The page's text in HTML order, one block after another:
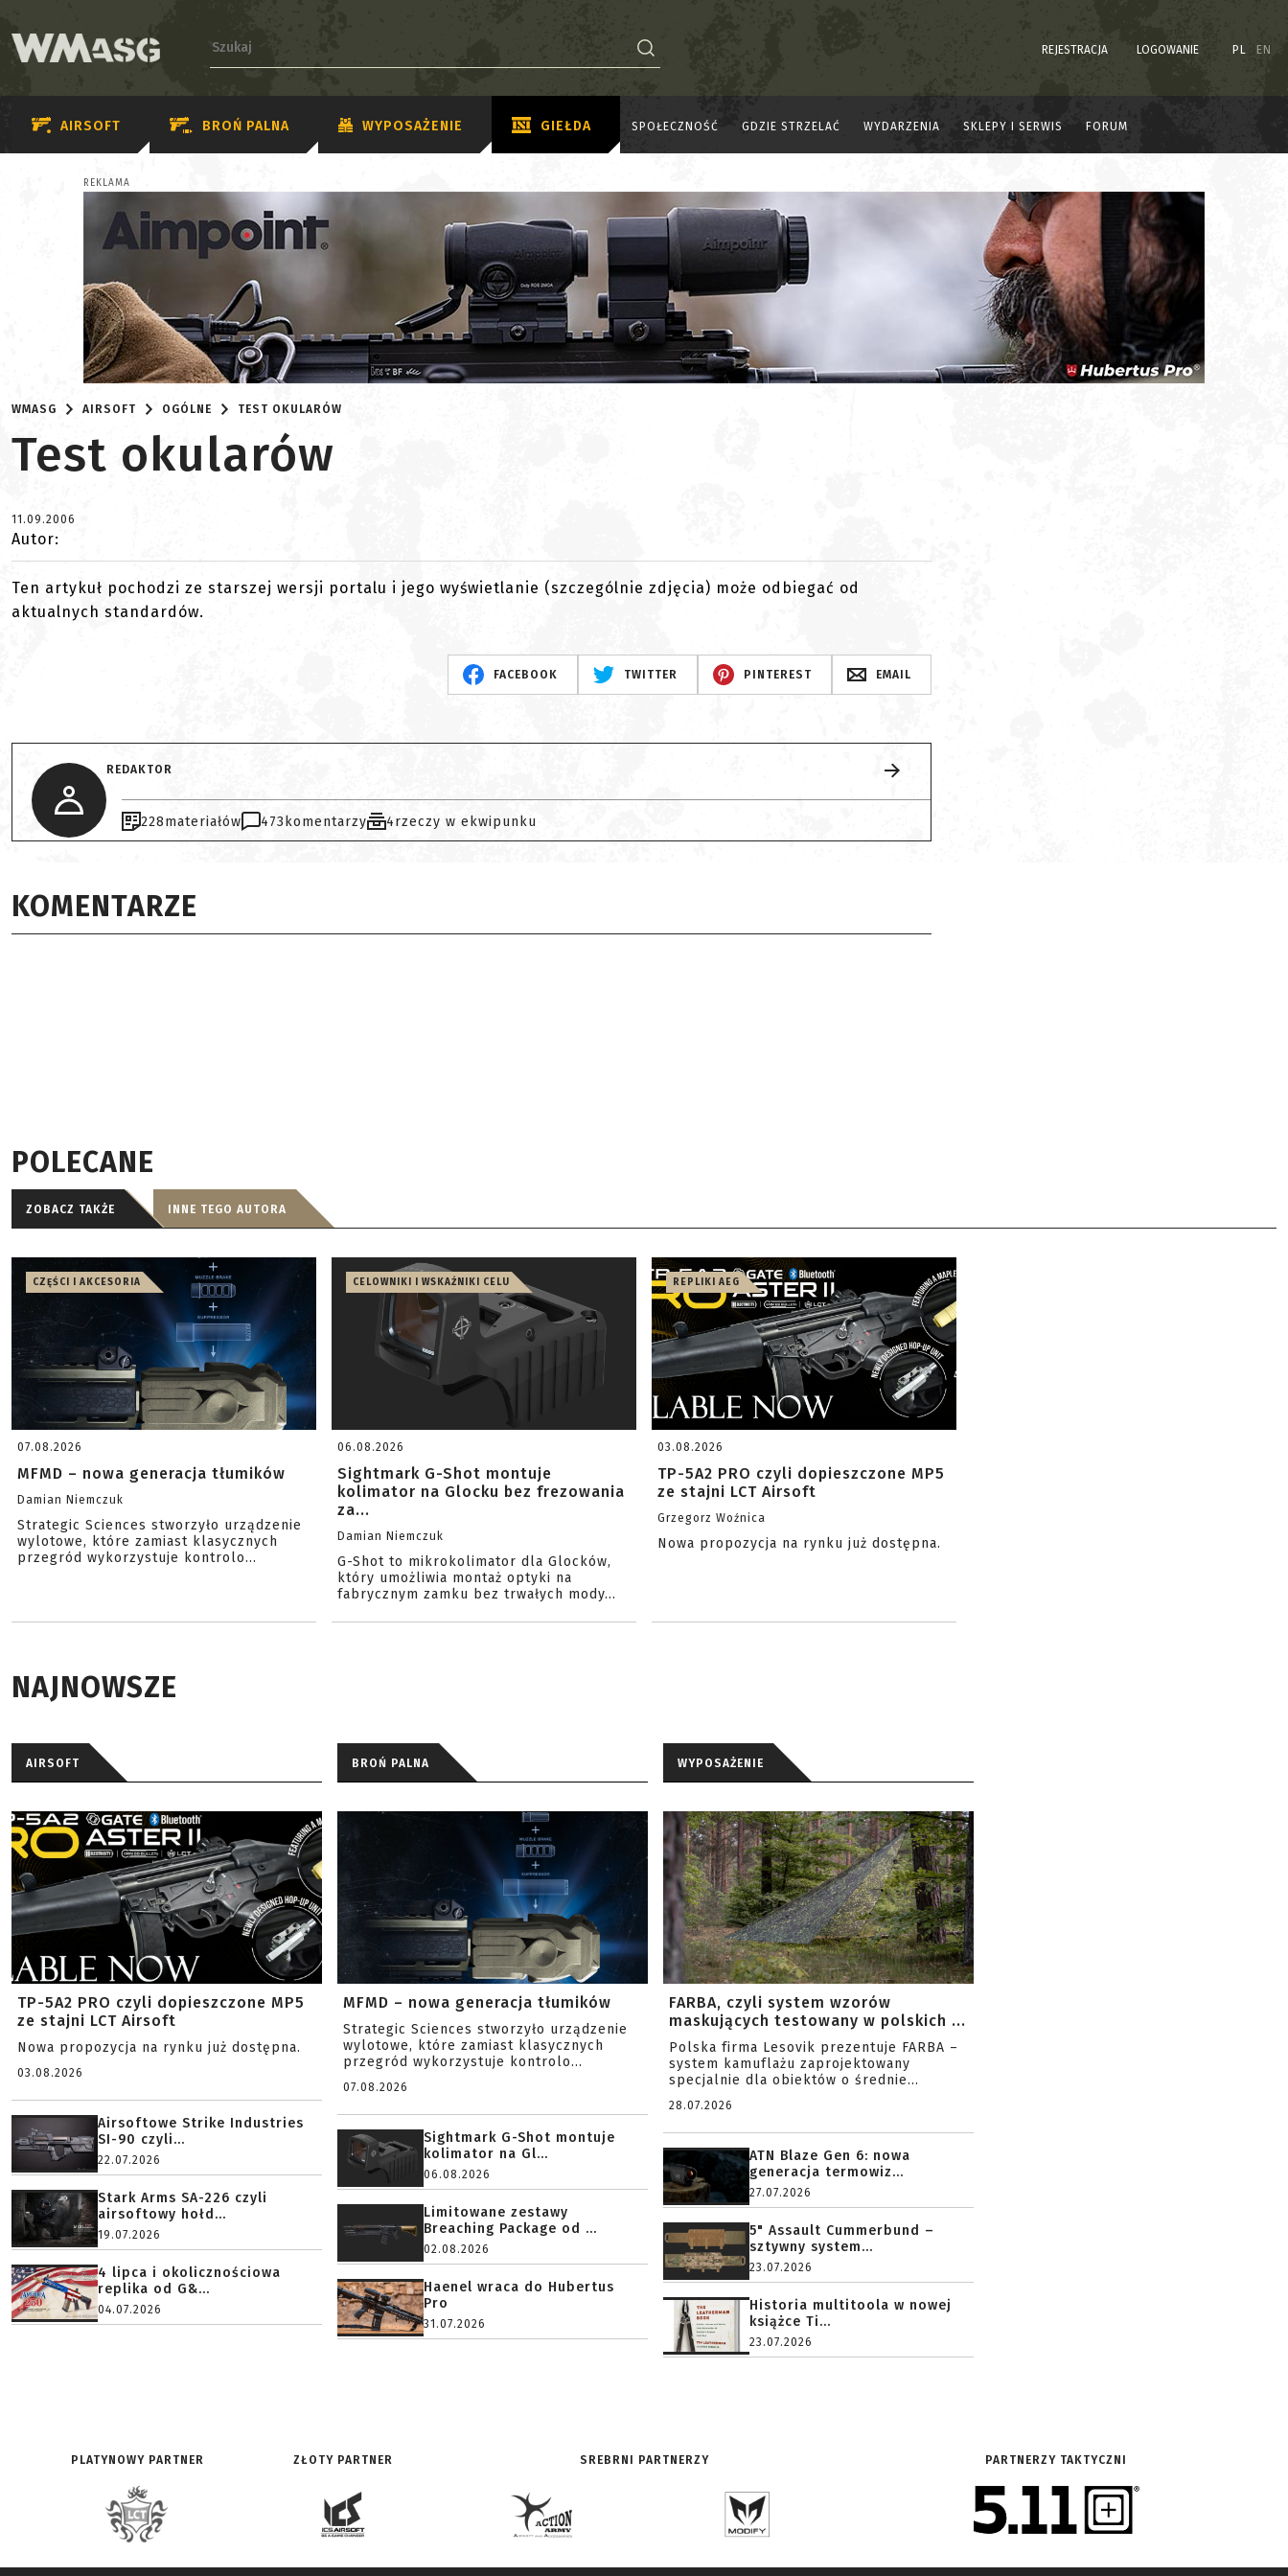
REJESTRACJA LOGOWANIE PL EN
AIRSOFT BROŃ PALNA WYPOSAŻENIE GIEŁDA SPOŁECZNOŚĆ GDZIE STRZELAĆ WYDARZENIA SKLEPY I SERWIS FORUM
REKLAMA
WMASG AIRSOFT OGÓLNE TEST OKULARÓW
Test okularów
11.09.2006
Autor:
Ten artykuł pochodzi ze starszej wersji portalu i jego wyświetlanie (szczególnie zdjęcia) może odbiegać od
aktualnych standardów.
FACEBOOK TWITTER PINTEREST EMAIL
REDAKTOR
228materiałów 473 komentarzy 4rzeczy w ekwipunku
KOMENTARZE
POLECANE
ZOBACZ TAKŻE INNE TEGO AUTORA
CZĘŚCI I AKCESORIA
07.08.2026
MFMD – nowa generacja tłumików
Damian Niemczuk
Strategic Sciences stworzyło urządzenie
wylotowe, które zamiast klasycznych
przegród wykorzystuje kontrolo...
CELOWNIKI I WSKAŹNIKI CELU
06.08.2026
Sightmark G-Shot montuje
kolimator na Glocku bez frezowania
za...
Damian Niemczuk
G-Shot to mikrokolimator dla Glocków,
który umożliwia montaż optyki na
fabrycznym zamku bez trwałych mody...
REPLIKI AEG
03.08.2026
TP-5A2 PRO czyli dopieszczone MP5
ze stajni LCT Airsoft
Grzegorz Woźnica
Nowa propozycja na rynku już dostępna.
NAJNOWSZE
AIRSOFT
TP-5A2 PRO czyli dopieszczone MP5
ze stajni LCT Airsoft
Nowa propozycja na rynku już dostępna.
03.08.2026
Airsoftowe Strike Industries
SI-90 czyli...
22.07.2026
Stark Arms SA-226 czyli
airsoftowy hołd...
19.07.2026
4 lipca i okolicznościowa
replika od G&...
04.07.2026
BROŃ PALNA
MFMD – nowa generacja tłumików
Strategic Sciences stworzyło urządzenie
wylotowe, które zamiast klasycznych
przegród wykorzystuje kontrolo...
07.08.2026
Sightmark G-Shot montuje
kolimator na Gl...
06.08.2026
Limitowane zestawy
Breaching Package od ...
02.08.2026
Haenel wraca do Hubertus
Pro
31.07.2026
WYPOSAŻENIE
FARBA, czyli system wzorów
maskujących testowany w polskich ...
Polska firma Lesovik prezentuje FARBA –
system kamuflażu zaprojektowany
specjalnie dla obiektów o średnie...
28.07.2026
ATN Blaze Gen 6: nowa
generacja termowiz...
27.07.2026
5" Assault Cummerbund –
sztywny system...
23.07.2026
Historia multitoola w nowej
książce Ti...
23.07.2026
PLATYNOWY PARTNER ZŁOTY PARTNER SREBRNI PARTNERZY PARTNERZY TAKTYCZNI